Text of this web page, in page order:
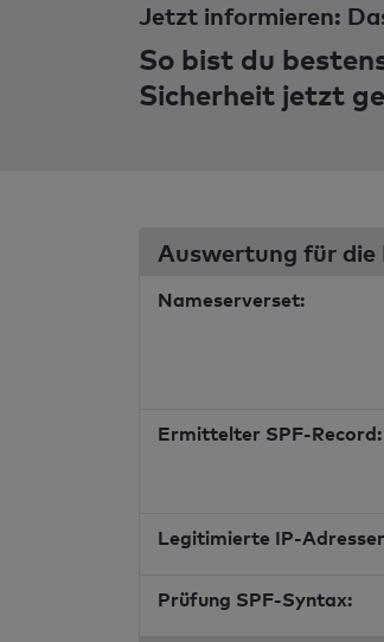
Jetzt informieren:
So bist du
Sicherheit jetzt
Auswertung für
Nameserverset:
Ermittelter SPF-Record:
Legitimierte IP-
Prüfung SPF-Syntax: